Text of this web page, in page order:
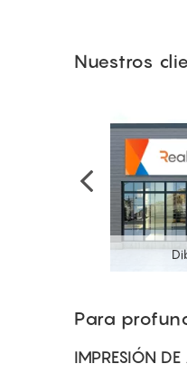
Nuestros
Para
IMPRESIÓN